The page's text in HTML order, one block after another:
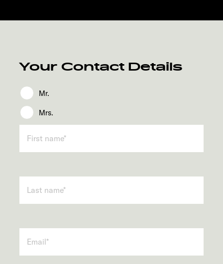
Dealerslocator
Service
Your Contact Details
Mr.
Mrs.